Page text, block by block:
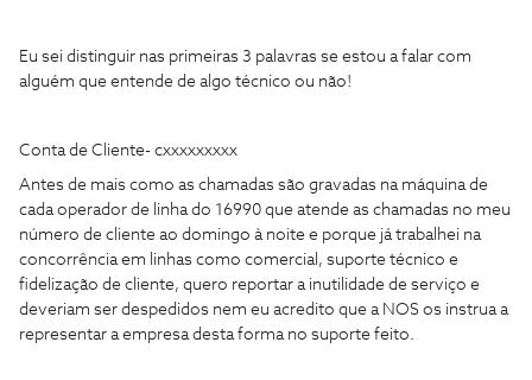
Eu sei distinguir nas primeiras 3 palavras se estou a falar com
alguém que entende de algo técnico ou não!
Conta de Cliente- cxxxxxxxxx
Antes de mais como as chamadas são gravadas na máquina de
cada operador de linha do 16990 que atende as chamadas no meu
número de cliente ao domingo à noite e porque já trabalhei na
concorrência em linhas como comercial, suporte técnico e
fidelização de cliente, quero reportar a inutilidade de serviço e
deveriam ser despedidos nem eu acredito que a NOS os instrua a
representar a empresa desta forma no suporte feito.